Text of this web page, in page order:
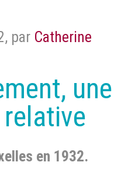
, par Catherine
une
en 1932.